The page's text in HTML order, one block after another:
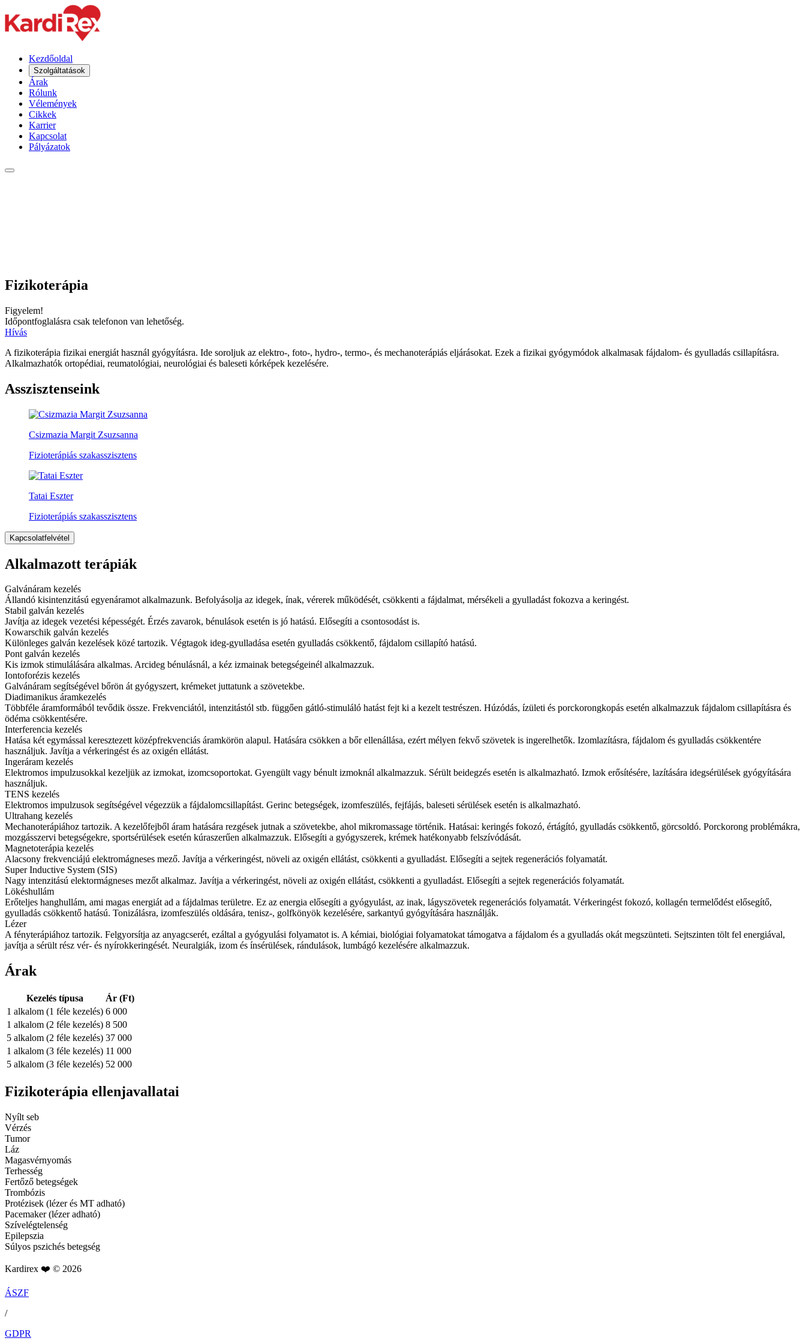
Kezdőoldal
Szolgáltatások
Árak
Rólunk
Vélemények
Cikkek
Karrier
Kapcsolat
Pályázatok
Fizikoterápia
Figyelem!
Időpontfoglalásra csak telefonon van lehetőség.
Hívás
A fizikoterápia fizikai energiát használ gyógyításra. Ide soroljuk az elektro-, foto-, hydro-, termo-, és mechanoterápiás eljárásokat. Ezek a fizikai gyógymódok alkalmasak fájdalom- és gyulladás csillapításra.
Alkalmazhatók ortopédiai, reumatológiai, neurológiai és baleseti kórképek kezelésére.
Asszisztenseink
Csizmazia Margit Zsuzsanna
Fizioterápiás szakasszisztens
Tatai Eszter
Fizioterápiás szakasszisztens
Kapcsolatfelvétel
Alkalmazott terápiák
Galvánáram kezelés
Állandó kisintenzitású egyenáramot alkalmazunk. Befolyásolja az idegek, ínak, vérerek működését, csökkenti a fájdalmat, mérsékeli a gyulladást fokozva a keringést.
Stabil galván kezelés
Javítja az idegek vezetési képességét. Érzés zavarok, bénulások esetén is jó hatású. Elősegíti a csontosodást is.
Kowarschik galván kezelés
Különleges galván kezelések közé tartozik. Végtagok ideg-gyulladása esetén gyulladás csökkentő, fájdalom csillapító hatású.
Pont galván kezelés
Kis izmok stimulálására alkalmas. Arcideg bénulásnál, a kéz izmainak betegségeinél alkalmazzuk.
Iontoforézis kezelés
Galvánáram segítségével bőrön át gyógyszert, krémeket juttatunk a szövetekbe.
Diadimanikus áramkezelés
Többféle áramformából tevődik össze. Frekvenciától, intenzitástól stb. függően gátló-stimuláló hatást fejt ki a kezelt testrészen. Húzódás, ízületi és porckorongkopás esetén alkalmazzuk fájdalom csillapításra és
ödéma csökkentésére.
Interferencia kezelés
Hatása két egymással keresztezett középfrekvenciás áramkörön alapul. Hatására csökken a bőr ellenállása, ezért mélyen fekvő szövetek is ingerelhetők. Izomlazításra, fájdalom és gyulladás csökkentére
használjuk. Javítja a vérkeringést és az oxigén ellátást.
Ingeráram kezelés
Elektromos impulzusokkal kezeljük az izmokat, izomcsoportokat. Gyengült vagy bénult izmoknál alkalmazzuk. Sérült beidegzés esetén is alkalmazható. Izmok erősítésére, lazítására idegsérülések gyógyítására
használjuk.
TENS kezelés
Elektromos impulzusok segítségével végezzük a fájdalomcsillapítást. Gerinc betegségek, izomfeszülés, fejfájás, baleseti sérülések esetén is alkalmazható.
Ultrahang kezelés
Mechanoterápiához tartozik. A kezelőfejből áram hatására rezgések jutnak a szövetekbe, ahol mikromassage történik. Hatásai: keringés fokozó, értágító, gyulladás csökkentő, görcsoldó. Porckorong problémákra,
mozgásszervi betegségekre, sportsérülések esetén kúraszerűen alkalmazzuk. Elősegíti a gyógyszerek, krémek hatékonyabb felszívódását.
Magnetoterápia kezelés
Alacsony frekvenciájú elektromágneses mező. Javítja a vérkeringést, növeli az oxigén ellátást, csökkenti a gyulladást. Elősegíti a sejtek regenerációs folyamatát.
Super Inductive System (SIS)
Nagy intenzitású elektormágneses mezőt alkalmaz. Javítja a vérkeringést, növeli az oxigén ellátást, csökkenti a gyulladást. Elősegíti a sejtek regenerációs folyamatát.
Lökéshullám
Erőteljes hanghullám, ami magas energiát ad a fájdalmas területre. Ez az energia elősegíti a gyógyulást, az inak, lágyszövetek regenerációs folyamatát. Vérkeringést fokozó, kollagén termelődést elősegítő,
gyulladás csökkentő hatású. Tonizálásra, izomfeszülés oldására, tenisz-, golfkönyök kezelésére, sarkantyú gyógyítására használják.
Lézer
A fényterápiához tartozik. Felgyorsítja az anyagcserét, ezáltal a gyógyulási folyamatot is. A kémiai, biológiai folyamatokat támogatva a fájdalom és a gyulladás okát megszünteti. Sejtszinten tölt fel energiával,
javítja a sérült rész vér- és nyírokkeringését. Neuralgiák, izom és ínsérülések, rándulások, lumbágó kezelésére alkalmazzuk.
Árak
Kezelés típusa
Ár (Ft)
1 alkalom (1 féle kezelés) 6 000
1 alkalom (2 féle kezelés) 8 500
5 alkalom (2 féle kezelés) 37 000
1 alkalom (3 féle kezelés) 11 000
5 alkalom (3 féle kezelés) 52 000
Fizikoterápia ellenjavallatai
Nyílt seb
Vérzés
Tumor
Láz
Magasvérnyomás
Terhesség
Fertőző betegségek
Trombózis
Protézisek (lézer és MT adható)
Pacemaker (lézer adható)
Szívelégtelenség
Epilepszia
Súlyos pszichés betegség
Kardirex ❤️ © 2026
ÁSZF
/
GDPR